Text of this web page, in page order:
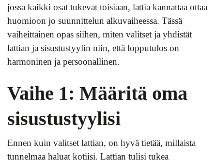
jossa kaikki osat tukevat toisiaan, lattia kannattaa ottaa
huomioon jo suunnittelun alkuvaiheessa. Tässä
vaiheittainen opas siihen, miten valitset ja yhdistät
lattian ja sisustustyylin niin, että lopputulos on
harmoninen ja persoonallinen.
Vaihe 1: Määritä oma
sisustustyylisi
Ennen kuin valitset lattian, on hyvä tietää, millaista
tunnelmaa haluat kotiisi. Lattian tulisi tukea